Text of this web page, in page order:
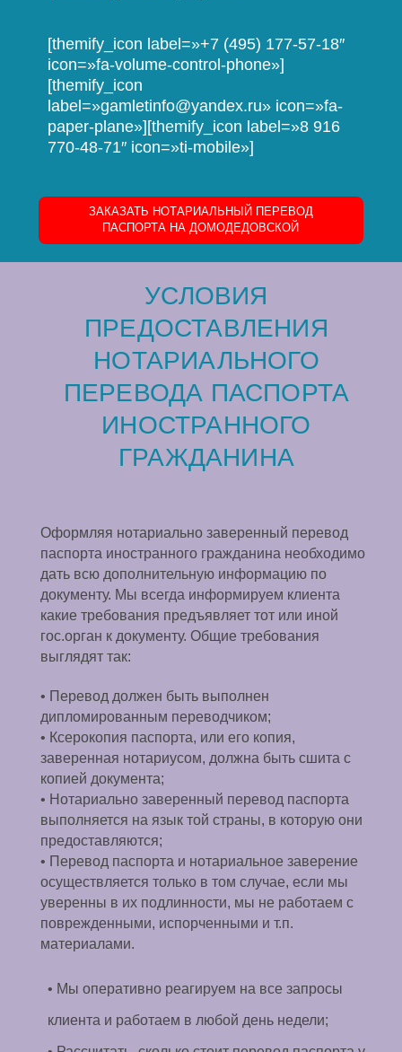
[themify_icon label=»+7 (495) 177-57-18″
icon=»fa-volume-control-phone»]
[themify_icon
label=»gamletinfo@yandex.ru» icon=»fa-
paper-plane»][themify_icon label=»8 916
770-48-71″ icon=»ti-mobile»]
ЗАКАЗАТЬ НОТАРИАЛЬНЫЙ ПЕРЕВОД
ПАСПОРТА НА ДОМОДЕДОВСКОЙ
УСЛОВИЯ
ПРЕДОСТАВЛЕНИЯ
НОТАРИАЛЬНОГО
ПЕРЕВОДА ПАСПОРТА
ИНОСТРАННОГО
ГРАЖДАНИНА
Оформляя нотариально заверенный перевод
паспорта иностранного гражданина необходимо
дать всю дополнительную информацию по
документу. Мы всегда информируем клиента
какие требования предъявляет тот или иной
гос.орган к документу. Общие требования
выглядят так:
• Перевод должен быть выполнен
дипломированным переводчиком;
• Ксерокопия паспорта, или его копия,
заверенная нотариусом, должна быть сшита с
копией документа;
• Нотариально заверенный перевод паспорта
выполняется на язык той страны, в которую они
предоставляются;
• Перевод паспорта и нотариальное заверение
осуществляется только в том случае, если мы
уверенны в их подлинности, мы не работаем с
поврежденными, испорченными и т.п.
материалами.
• Мы оперативно реагируем на все запросы
клиента и работаем в любой день недели;